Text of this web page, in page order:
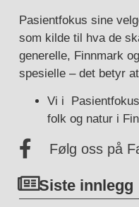
Pasientfokus sine
som kilde til hva de
generelle, Finnmark
spesielle – det betyr
Vi i
folk og natur i
Følg oss på
Siste innlegg